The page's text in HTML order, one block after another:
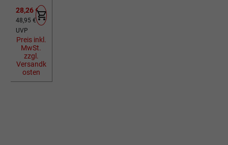
Fahrradreif
en Ruban
ShieldWall
schwarz
65-622
29x2,60
0150579
Verkaufspreis:
28,26 €
Regulärer Preis:
48,95 €
UVP
Preis inkl.
MwSt.
zzgl.
Versandk
osten